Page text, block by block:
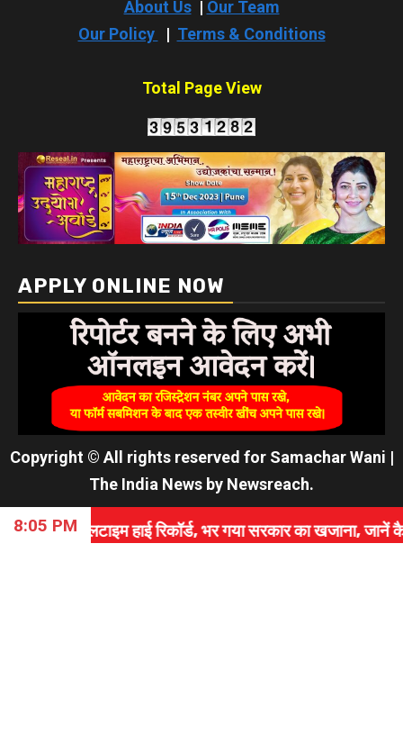
About Us| Our Team
Our Policy
| Terms & Conditions
Total Page View
APPLY ONLINE NOW
Copyright © All rights reserved for Samachar Wani |
The India News by Newsreach.
8:05 PM
हाई रिकॉर्ड, भर गया सरकार का खजाना, जानें कैसे रचा